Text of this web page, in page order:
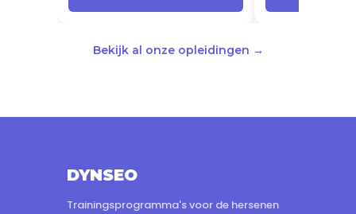
Bekijk al onze opleidingen →
DYNSEO
Trainingsprogramma's voor de hersenen